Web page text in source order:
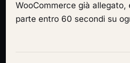
WooCommerce già allegato,
parte entro 60 secondi su